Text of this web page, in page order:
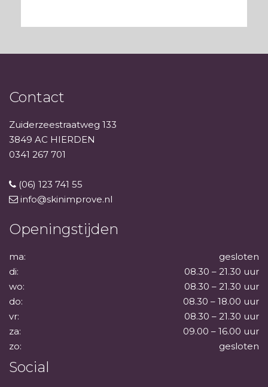
Contact
Zuiderzeestraatweg 133
3849 AC HIERDEN
0341 267 701
(06) 123 741 55
info@skinimprove.nl
Openingstijden
ma:
gesloten
di:
08.30 – 21.30 uur
wo:
08.30 – 21.30 uur
do:
08.30 – 18.00 uur
vr:
08.30 – 21.30 uur
za:
09.00 – 16.00 uur
zo:
gesloten
Social